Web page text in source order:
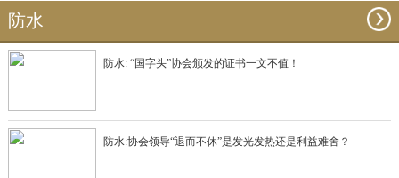
防水
防水: “国字头”协会颁发的证书一文不值！
防水:协会领导“退而不休”是发光发热还是利益难舍？